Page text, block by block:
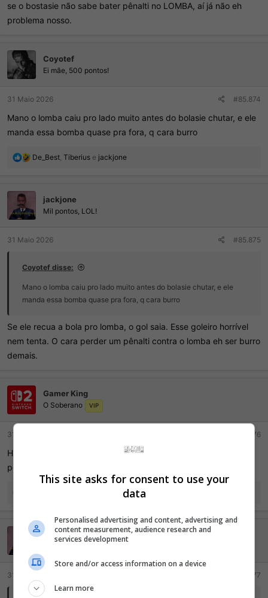
se o bostasie não sabe bater pênalti no LOMBA, aí já não eh
problema nosso.
Coyotef
Ei mãe, 500 pontos!
31 Maio 2026 #85.874
Mano o lomba caiu pro lado muito antes do bolasie chutar, e ele
manda essa bomba quase pra fora, q cara burro
R
ç
e
s
De_Best, Tiberius e jackjone
jackjone
Mil pontos, LOL!
31 Maio 2026 #85.875
Coyotef disse:
Mano o lomba caiu pro lado muito antes do bolasie chutar, e ele
manda essa bomba quase pra fora, q cara burro
Se ele recua a bola pro lomba, o gol saia. Esse goleiro horrível
nem tenta. O cara perder um pênalti contra o lomba eh ser burro
demais.
Gamer King
O Soberano VIP
31 Maio 2026 #85.876
Hj foi no apito, arbitro pipocou para os jogadores do Palmeiras,
pediu pra ir no VAR e inventou uma falta.
ç
õ
s
:
jackjone
jackjone
31 Maio 2026 #85.877
This site asks for consent to use your
data
Personalised advertising and content, advertising and
content measurement, audience research and
services development
Store and/or access information on a device
Learn more